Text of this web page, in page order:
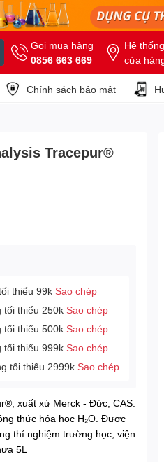
Gọi mua hàng
0856 663 669
Hệ thống
cửa
Chính sách bảo mật
Tracepur®
thiểu 99kSao chép
tối thiểu 250kSao chép
tối thiểu 500kSao chép
tối thiểu 999kSao chép
tối thiểu 2999kSao chép
xuất xứ Merck - Đức, CAS:
thức hóa học H₂O. Được
thí nghiệm trường học, viện
5L